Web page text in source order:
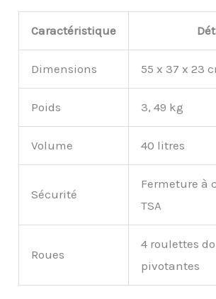
Caractéristique
Dimensions 55 x 37 x 23
Poids 3, 49 kg
Volume 40 litres
Sécurité
Fermeture à
TSA
Roues
4 roulettes
pivotantes